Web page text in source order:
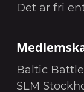
Det är fri
Baltic
SLM